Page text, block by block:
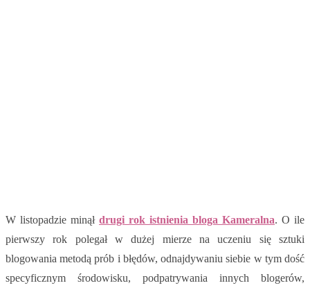
W listopadzie minął drugi rok istnienia bloga Kameralna. O ile
pierwszy rok polegał w dużej mierze na uczeniu się sztuki
blogowania metodą prób i błędów, odnajdywaniu siebie w tym dość
specyficznym środowisku, podpatrywania innych blogerów,